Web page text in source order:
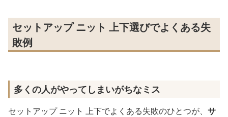
セットアップ ニット 上下選びでよくある失
敗例
多くの人がやってしまいがちなミス
セットアップ ニット 上下でよくある失敗のひとつが、 サ